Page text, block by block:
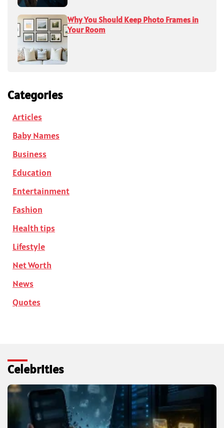
Why You Should Keep Photo Frames in
Your Room
Categories
Articles
Baby Names
Business
Education
Entertainment
Fashion
Health tips
Lifestyle
Net Worth
News
Quotes
Celebrities